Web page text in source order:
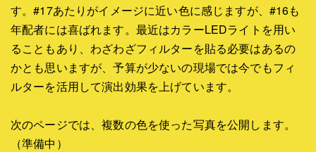
す。#17あたりがイメージに近い色に感じますが、#16も
年配者には喜ばれます。最近はカラーLEDライトを用い
ることもあり、わざわざフィルターを貼る必要はあるの
かとも思いますが、予算が少ないの現場では今でもフィ
ルターを活用して演出効果を上げています。
次のページでは、複数の色を使った写真を公開します。
（準備中）